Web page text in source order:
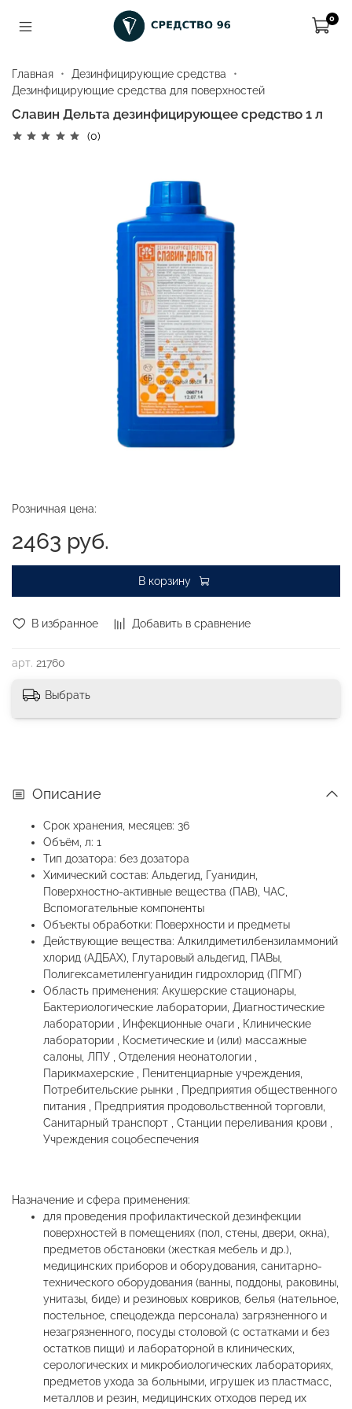
0
Главная
Дезинфицирующие средства
Дезинфицирующие средства для поверхностей
Славин Дельта дезинфицирующее средство 1 л
(0)
В избранное Добавить в сравнение
арт. 21760
Розничная цена:
2463 руб.
В корзину
Выбрать
Описание
Срок хранения, месяцев: 36
Объём, л: 1
Тип дозатора: без дозатора
Химический состав: Альдегид, Гуанидин,
Поверхностно-активные вещества (ПАВ), ЧАС,
Вспомогательные компоненты
Объекты обработки: Поверхности и предметы
Действующие вещества: Алкилдиметилбензиламмоний
хлорид (АДБАХ), Глутаровый альдегид, ПАВы,
Полигексаметиленгуанидин гидрохлорид (ПГМГ)
Область применения: Акушерские стационары,
Бактериологические лаборатории, Диагностические
лаборатории , Инфекционные очаги , Клинические
лаборатории , Косметические и (или) массажные
салоны, ЛПУ , Отделения неонатологии ,
Парикмахерские , Пенитенциарные учреждения,
Потребительские рынки , Предприятия общественного
питания , Предприятия продовольственной торговли,
Санитарный транспорт , Станции переливания крови ,
Учреждения соцобеспечения
Назначение и сфера применения:
для проведения профилактической дезинфекции
поверхностей в помещениях (пол, стены, двери, окна),
предметов обстановки (жесткая мебель и др.),
медицинских приборов и оборудования, санитарно-
технического оборудования (ванны, поддоны, раковины,
унитазы, биде) и резиновых ковриков, белья (нательное,
постельное, спецодежда персонала) загрязненного и
незагрязненного, посуды столовой (с остатками и без
остатков пищи) и лабораторной в клинических,
серологических и микробиологических лабораториях,
предметов ухода за больными, игрушек из пластмасс,
металлов и резин, медицинских отходов перед их